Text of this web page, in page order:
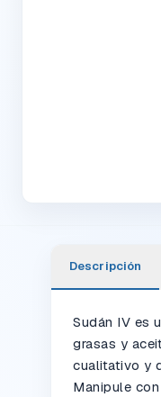
Descripción
Sudán IV es
grasas y
cualitativo y
Manipule